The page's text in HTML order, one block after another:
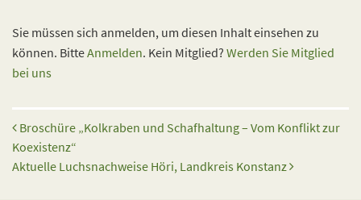
Sie müssen sich anmelden, um diesen Inhalt einsehen zu
können. BitteAnmelden. Kein Mitglied? Werden Sie Mitglied
bei uns
Beitrags-Navigation
Broschüre „Kolkraben und Schafhaltung – Vom Konflikt zur
Koexistenz“
Aktuelle Luchsnachweise Höri, Landkreis Konstanz